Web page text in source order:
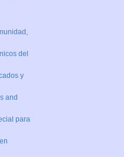
del
y
and
para